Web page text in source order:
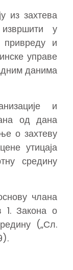
из захтева
у
и
управе
данима
и
од дана
о захтеву
утицаја
средину
члана
1. Закона о
(„Сл.